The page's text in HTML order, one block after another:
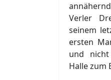
Verler
seinem
ersten
und
Halle zum